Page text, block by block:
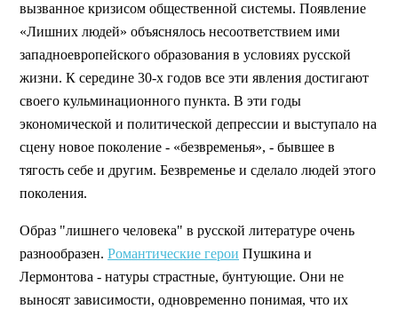
вызванное кризисом общественной системы. Появление
«Лишних людей» объяснялось несоответствием ими
западноевропейского образования в условиях русской
жизни. К середине 30-х годов все эти явления достигают
своего кульминационного пункта. В эти годы
экономической и политической депрессии и выступало на
сцену новое поколение - «безвременья», - бывшее в
тягость себе и другим. Безвременье и сделало людей этого
поколения.
Образ "лишнего человека" в русской литературе очень
разнообразен. Романтические герои Пушкина и
Лермонтова - натуры страстные, бунтующие. Они не
выносят зависимости, одновременно понимая, что их